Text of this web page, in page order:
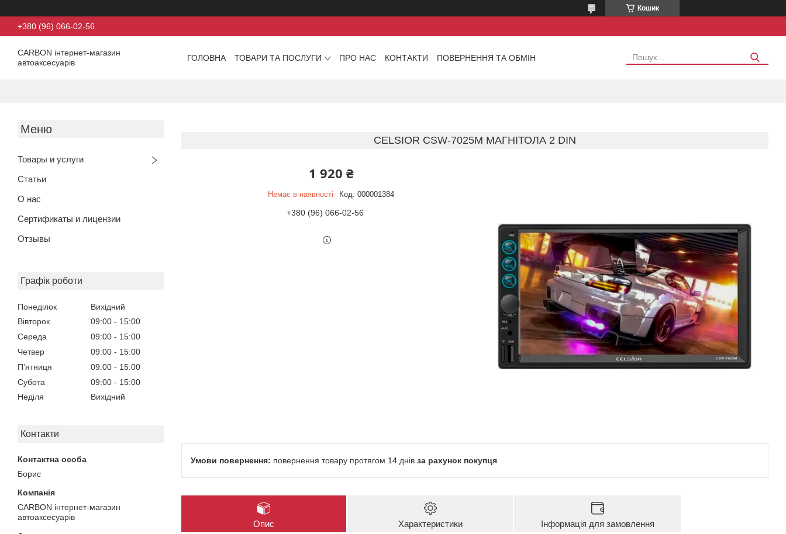
Кошик
+380 (96) 066-02-56
CARBON інтернет-магазин
автоаксесуарів
ГОЛОВНА ТОВАРИ ТА ПОСЛУГИ ПРО НАС КОНТАКТИ ПОВЕРНЕННЯ ТА ОБМІН
Товары и услуги
Статьи
О нас
Сертификаты и лицензии
Отзывы
Графік роботи
Понеділок
Вихідний
Вівторок
09:00
15:00
Середа
09:00
15:00
Четвер
09:00
15:00
Пʼятниця
09:00
15:00
Субота
09:00
15:00
Неділя
Вихідний
Контакти
Борис
CARBON інтернет-магазин
автоаксесуарів
CELSIOR CSW-7025M МАГНІТОЛА 2 DIN
1 920 ₴
Немає в наявності Код: 000001384
+380 (96) 066-02-56
повернення товару протягом 14 днів за рахунок покупця
Опис Характеристики Інформація для замовлення